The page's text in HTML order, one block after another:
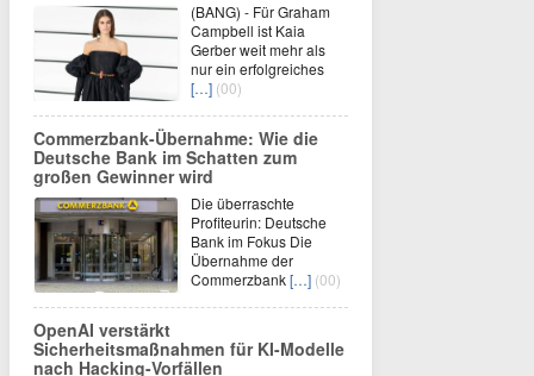
(BANG) - Für Graham
Campbell ist Kaia
Gerber weit mehr als
nur ein erfolgreiches
[…] (00)
Commerzbank-Übernahme: Wie die
Deutsche Bank im Schatten zum
großen Gewinner wird
Die überraschte
Profiteurin: Deutsche
Bank im Fokus Die
Übernahme der
Commerzbank[…] (00)
OpenAI verstärkt
Sicherheitsmaßnahmen für KI-Modelle
nach Hacking-Vorfällen